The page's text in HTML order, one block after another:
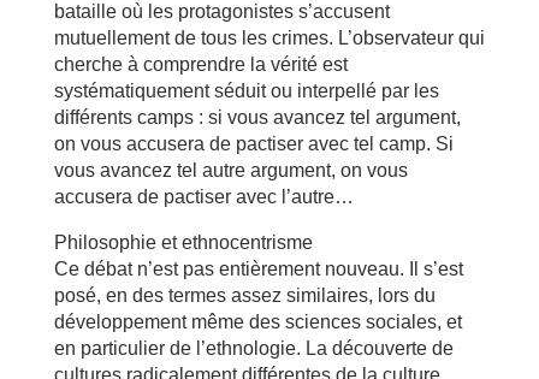
bataille où les protagonistes s’accusent
mutuellement de tous les crimes. L’observateur qui
cherche à comprendre la vérité est
systématiquement séduit ou interpellé par les
différents camps : si vous avancez tel argument,
on vous accusera de pactiser avec tel camp. Si
vous avancez tel autre argument, on vous
accusera de pactiser avec l’autre…
Philosophie et ethnocentrisme
Ce débat n’est pas entièrement nouveau. Il s’est
posé, en des termes assez similaires, lors du
développement même des sciences sociales, et
en particulier de l’ethnologie. La découverte de
cultures radicalement différentes de la culture